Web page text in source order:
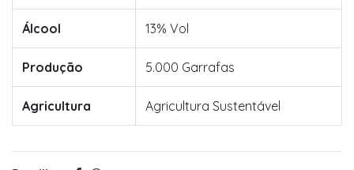
Álcool 13% Vol
Produção 5.000 Garrafas
Agricultura Agricultura Sustentável